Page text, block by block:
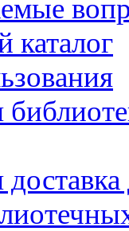
каталог